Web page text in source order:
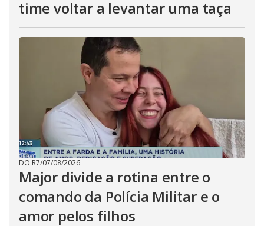
time voltar a levantar uma taça
DO R7/07/08/2026
Major divide a rotina entre o
comando da Polícia Militar e o
amor pelos filhos